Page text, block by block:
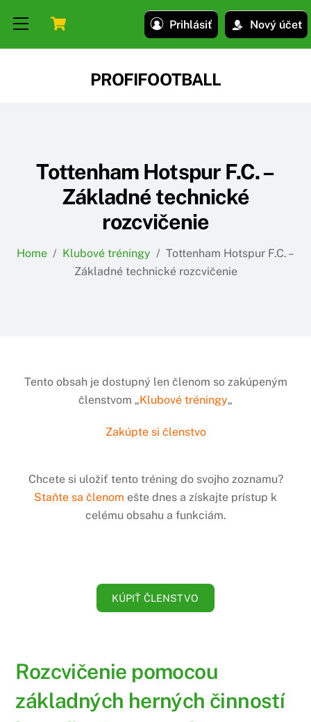
Prihlásiť Nový účet
Menu
PROFIFOOTBALL
Tottenham Hotspur F.C. –
Základné technické
rozcvičenie
Home / Klubové tréningy / Tottenham Hotspur F.C. –
Základné technické rozcvičenie
Tento obsah je dostupný len členom so zakúpeným
členstvom „Klubové tréningy„
Zakúpte si členstvo
Chcete si uložiť tento tréning do svojho zoznamu?
Staňte sa členom ešte dnes a získajte prístup k
celému obsahu a funkciám.
KÚPIŤ ČLENSTVO
Rozcvičenie pomocou
základných herných činností